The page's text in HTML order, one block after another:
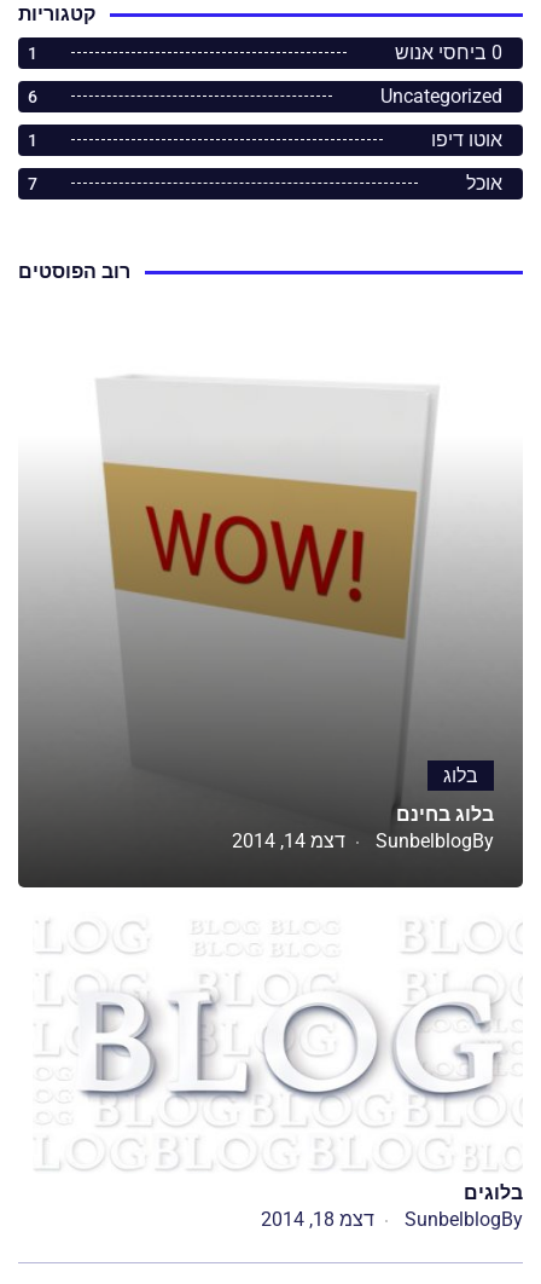
קטגוריות
0 ביחסי אנוש
1
Uncategorized
6
אוטו דיפו 1
אוכל 7
רוב הפוסטים
בלוג
בלוג בחינם
By
Sunbelblog דצמ 14, 2014
בלוגים
By
Sunbelblog דצמ 18, 2014